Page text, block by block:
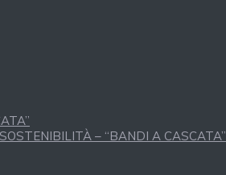
– “BANDI A CASCATA”